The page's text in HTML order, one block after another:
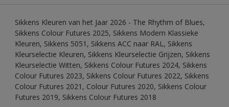
Sikkens Kleuren van het Jaar 2026 - The Rhythm of Blues,
Sikkens Colour Futures 2025, Sikkens Modern Klassieke
Kleuren, Sikkens 5051, Sikkens ACC naar RAL, Sikkens
Kleurselectie Kleuren, Sikkens Kleurselectie Grijzen, Sikkens
Kleurselectie Witten, Sikkens Colour Futures 2024, Sikkens
Colour Futures 2023, Sikkens Colour Futures 2022, Sikkens
Colour Futures 2021, Colour Futures 2020, Sikkens Colour
Futures 2019, Sikkens Colour Futures 2018